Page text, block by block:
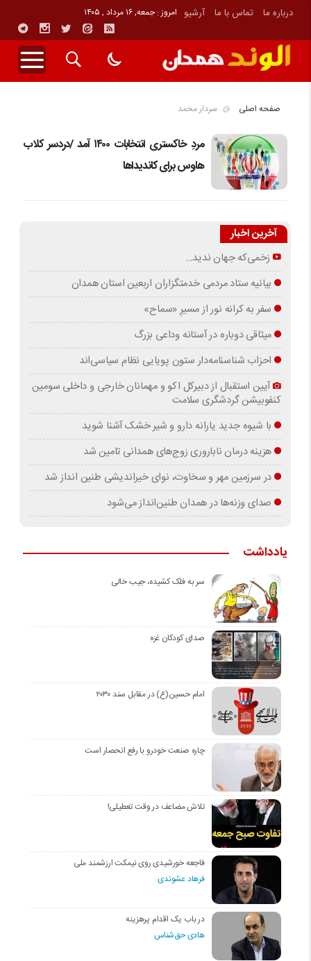
درباره ما تماس با ما آرشیو امروز : جمعه, ۱۶ مرداد , ۱۴۰۵
صفحه اصلی سردار محمد
مردِ خاکستری انتخابات ۱۴۰۰ آمد /دردسر کلاب
هاوس برای کاندیداها
آخرین اخبار
زخمی‌که جهان ندید…
بیانیه ستاد مردمی خدمتگزاران اربعین استان همدان
سفر به کرانه‌ نور از مسیرِ «سماح»
میثاقی دوباره در آستانه‌ وداعی بزرگ
احزاب شناسنامه‌دار ستون پویایی نظام سیاسی‌اند
آیین استقبال از دبیرکل اکو و مهمانان خارجی و داخلی سومین
کنفوبیشن گردشگری سلامت
با شیوه جدید یارانه دارو و شیر خشک آشنا شوید
هزینه درمان ناباروری زوج‌های همدانی تامین شد
در سرزمین مهر و سخاوت، نوای خیراندیشی طنین انداز شد
صدای وزنه‌ها در همدان طنین‌انداز می‌شود
یادداشت
سر به فلک کشیده، جیب خالی
صدای کودکان غزه
امام حسین(ع) در مقابل سند ۲۰۳۰
چاره صنعت خودرو با رفع انحصار است
تلاش مضاعف در وقت تعطیلی!
فاجعه خورشیدی روی نیمکت ارزشمند ملی
فرهاد عشوندی
در باب یک اقدام پرهزینه
هادی حق‌شناس